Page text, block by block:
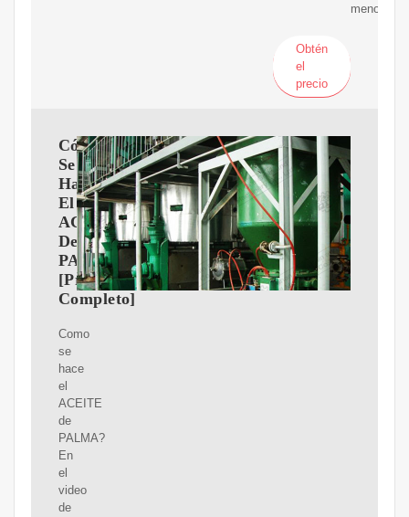
menos
Obtén
el
precio
Cómo
Se
Hace
El
ACEITE
De
PALMA?
[Proceso
Completo]
Como
se
hace
el
ACEITE
de
PALMA?
En
el
video
de